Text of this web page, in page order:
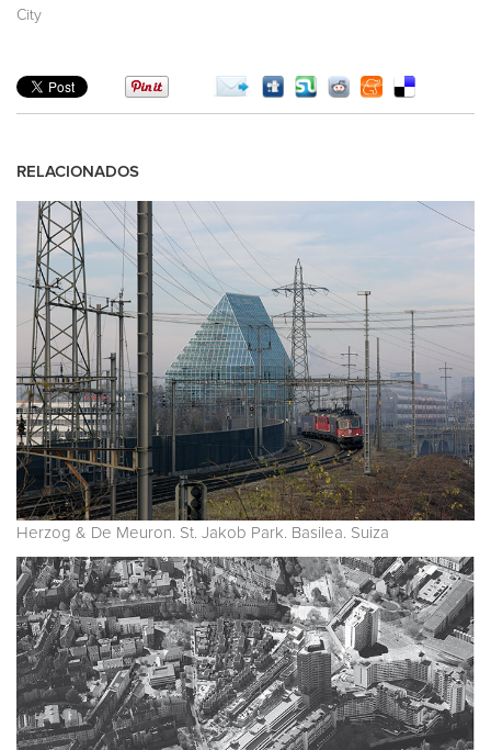
City
RELACIONADOS
Herzog & De Meuron. St. Jakob Park. Basilea. Suiza